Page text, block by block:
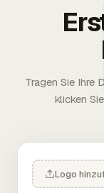
Tragen Sie Ihre
klicken
Logo